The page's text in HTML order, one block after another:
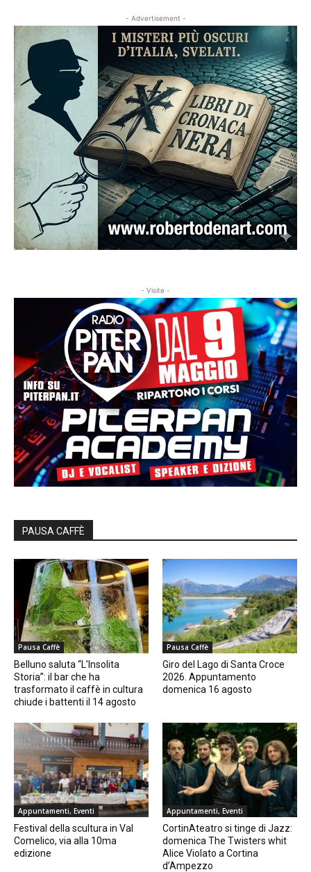
- Advertisement -
- Visite -
PAUSA CAFFÈ
Pausa Caffè
Belluno saluta “L’Insolita
Storia”: il bar che ha
trasformato il caffè in cultura
chiude i battenti il 14 agosto
Pausa Caffè
Giro del Lago di Santa Croce
2026. Appuntamento
domenica 16 agosto
Appuntamenti, Eventi
Festival della scultura in Val
Comelico, via alla 10ma
edizione
Appuntamenti, Eventi
CortinAteatro si tinge di Jazz:
domenica The Twisters whit
Alice Violato a Cortina
d’Ampezzo